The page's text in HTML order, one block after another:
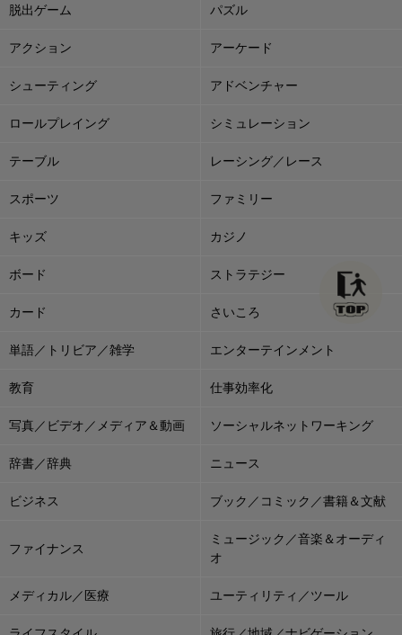
脱出ゲーム パズル
アクション アーケード
シューティング アドベンチャー
ロールプレイング シミュレーション
テーブル レーシング／レース
スポーツ ファミリー
キッズ カジノ
ボード ストラテジー
カード さいころ
単語／トリビア／雑学 エンターテインメント
教育 仕事効率化
写真／ビデオ／メディア＆動画 ソーシャルネットワーキング
辞書／辞典 ニュース
ビジネス ブック／コミック／書籍＆文献
ファイナンス
ミュージック／音楽＆オーディ
オ
メディカル／医療 ユーティリティ／ツール